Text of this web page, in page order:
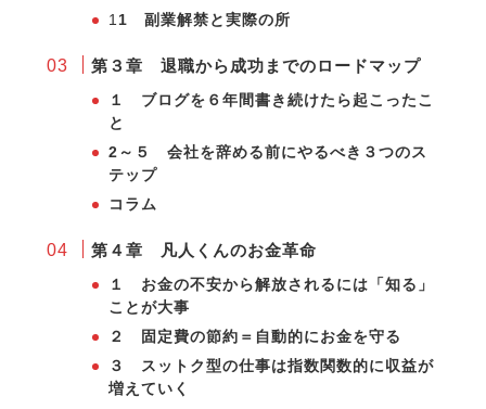
1 1 副業解禁と実際の所
第３章 退職から成功までのロードマップ
１ ブログを６年間書き続けたら起こったこ
と
2～５ 会社を辞める前にやるべき３つのス
テップ
コラム
第４章 凡人くんのお金革命
１ お金の不安から解放されるには「知る」
ことが大事
２ 固定費の節約＝自動的にお金を守る
３ スットク型の仕事は指数関数的に収益が
増えていく